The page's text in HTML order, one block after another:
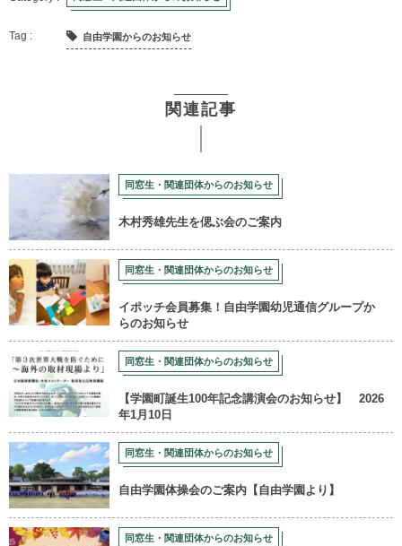
自由学園からのお知らせ
関連記事
同窓生・関連団体からのお知らせ
木村秀雄先生を偲ぶ会のご案内
同窓生・関連団体からのお知らせ
イポッチ会員募集！自由学園幼児通信グループか
らのお知らせ
同窓生・関連団体からのお知らせ
【学園町誕生100年記念講演会のお知らせ】 2026
年1月10日
同窓生・関連団体からのお知らせ
自由学園体操会のご案内【自由学園より】
同窓生・関連団体からのお知らせ